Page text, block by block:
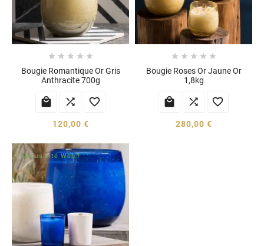
    
Bougie Romantique Or Gris
Anthracite 700g
  
120,00 €
    
Bougie Roses Or Jaune Or
1,8kg
  
280,00 €
Exclusivité Web !